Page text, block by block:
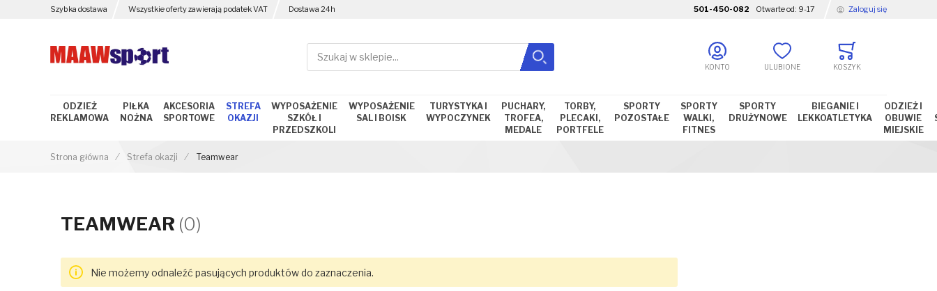
Szybka dostawa Wszystkie oferty zawierają podatek VAT Dostawa 24h 501-450-082 Otwarte od: 9-17 Zaloguj się
Zamknij wyszukiwanie
Szukaj KONTO ULUBIONE KOSZYK
ODZIEŻ
REKLAMOWA
PIŁKA
NOŻNA
AKCESORIA
SPORTOWE
STREFA
OKAZJI
WYPOSAŻENIE
SZKÓŁ I
PRZEDSZKOLI
WYPOSAŻENIE
SAL I BOISK
TURYSTYKA I
WYPOCZYNEK
PUCHARY,
TROFEA,
MEDALE
TORBY,
PLECAKI,
PORTFELE
SPORTY
POZOSTAŁE
SPORTY
WALKI,
FITNES
SPORTY
DRUŻYNOWE
BIEGANIE I
LEKKOATLETYKA
ODZIEŻ I
OBUWIE
MIEJSKIE
Strona główna Strefa okazji Teamwear
TEAMWEAR (0)
Nie możemy odnaleźć pasujących produktów do zaznaczenia.